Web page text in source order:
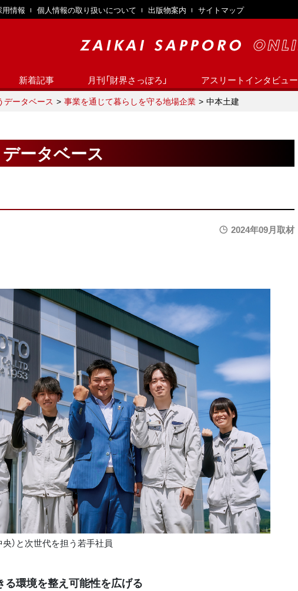
用情報 個人情報の取り扱いについて 出版物案内 サイトマップ
新着記事 月刊「財界さっぽろ」 アスリートインタビュー
データベース 事業を通じて暮らしを守る地場企業 中本土建
ータベース
2024年09月取材
）と次世代を担う若手社員
る環境を整え可能性を広げる